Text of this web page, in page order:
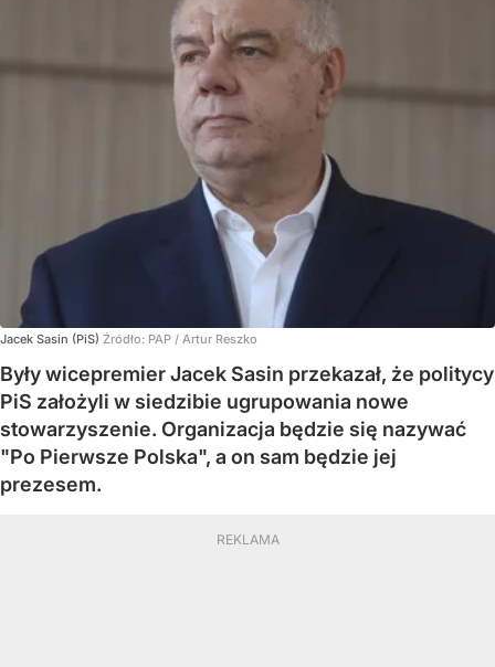
Jacek Sasin (PiS) Źródło: PAP / Artur Reszko
Były wicepremier Jacek Sasin przekazał, że politycy
PiS założyli w siedzibie ugrupowania nowe
stowarzyszenie. Organizacja będzie się nazywać
"Po Pierwsze Polska", a on sam będzie jej
prezesem.